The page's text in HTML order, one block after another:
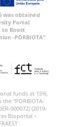
was obtained
Portal
to Boost
-PORBIOTA”
funds at 15%,
“PORBIOTA-
000072) (2019-
Bioportal –